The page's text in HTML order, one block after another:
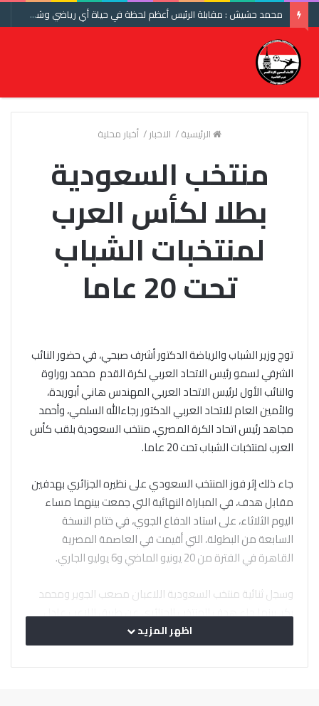
محمد حشيش : مقابلة الرئيس أعظم لحظة في حياة أي رياضي وشكرا اتحاد الكرة ومنتخب مصر
الرئيسية/ الاخبار/ أخبار محلية
منتخب السعودية
بطلا لكأس العرب
لمنتخبات الشباب
تحت 20 عاما
توج وزير الشباب والرياضة الدكتور أشرف صبحي، في حضور النائب
الشرفي لسمو رئيس الاتحاد العربي لكرة القدم محمد روراوة
والنائب الأول لرئيس الاتحاد العربي المهندس هاني أبوريدة،
والأمين العام للاتحاد العربي الدكتور رجاءالله السلمي، وأحمد
مجاهد رئيس اتحاد الكرة المصري، منتخب السعودية بلقب كأس
العرب لمنتخبات الشباب تحت 20 عاما.
جاء ذلك إثر فوز المنتخب السعودي على نظيره الجزائري بهدفين
مقابل هدف، في المباراة النهائية التي جمعت بينهما مساء
اليوم الثلاثاء، على استاد الدفاع الجوي، في ختام النسخة
السابعة من البطولة، التي أقيمت في العاصمة المصرية
القاهرة في الفترة من 20 يونيو الماضي و6 يوليو الجاري.
وسجل ثنائية منتخب السعودية اللاعبان مصعب الجوير ومحمد
بكر، بينما جاء هدف المنتخب الجزائري عن طريق اللاعب عادل
وبذلك يعتلى المنتخب السعودي منصة التتويج باللقب للمرة
اظهر المزيد